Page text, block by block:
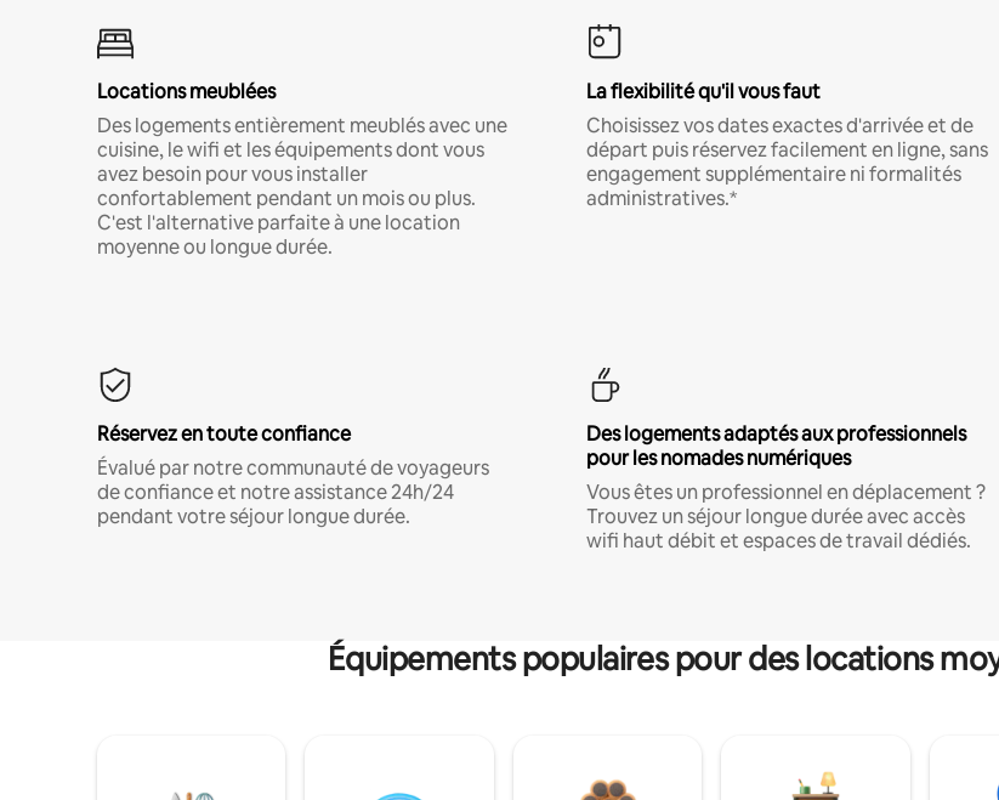
Locations meublées
Des logements entièrement meublés avec une
cuisine, le wifi et les équipements dont vous
avez besoin pour vous installer
confortablement pendant un mois ou plus.
C'est l'alternative parfaite à une location
moyenne ou longue durée.
La flexibilité qu'il vous faut
Choisissez vos dates exactes d'arrivée et de
départ puis réservez facilement en ligne, sans
engagement supplémentaire ni formalités
administratives.*
Réservez en toute confiance
Évalué par notre communauté de voyageurs
de confiance et notre assistance 24h/24
pendant votre séjour longue durée.
Des logements adaptés aux professionnels
pour les nomades numériques
Vous êtes un professionnel en déplacement ?
Trouvez un séjour longue durée avec accès
wifi haut débit et espaces de travail dédiés.
Équipements populaires pour des locations